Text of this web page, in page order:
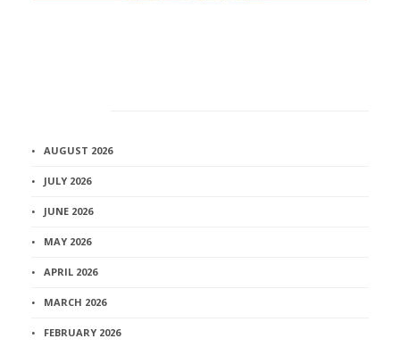
AUGUST 2026
JULY 2026
JUNE 2026
MAY 2026
APRIL 2026
MARCH 2026
FEBRUARY 2026